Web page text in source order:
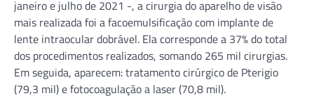
janeiro e julho de 2021 -, a cirurgia do aparelho de visão
mais realizada foi a facoemulsificação com implante de
lente intraocular dobrável. Ela corresponde a 37% do total
dos procedimentos realizados, somando 265 mil cirurgias.
Em seguida, aparecem: tratamento cirúrgico de Pterigio
(79,3 mil) e fotocoagulação a laser (70,8 mil).